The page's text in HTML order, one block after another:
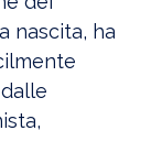
nascita, ha